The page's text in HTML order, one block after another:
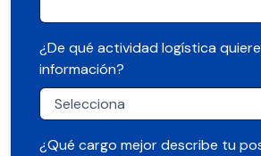
¿De qué actividad logística
información?
¿Qué cargo mejor describe tu